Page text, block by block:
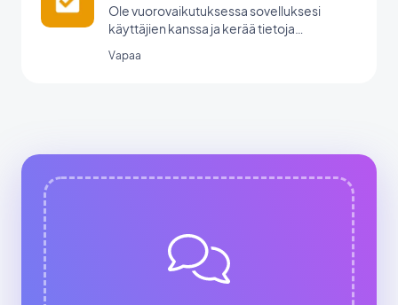
Ole vuorovaikutuksessa sovelluksesi
käyttäjien kanssa ja kerää tietoja
Vapaa